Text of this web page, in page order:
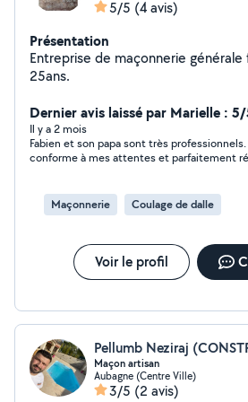
5/5 (4 avis)
Présentation
Entreprise de maçonnerie générale
25ans.
Dernier avis laissé par Marielle :
Il y a 2 mois
Fabien et son papa sont très
conforme à mes attentes et parfaitement
Maçonnerie Coulage de dalle
Voir le profil
Maçon artisan
Aubagne (Centre Ville)
3/5 (2 avis)